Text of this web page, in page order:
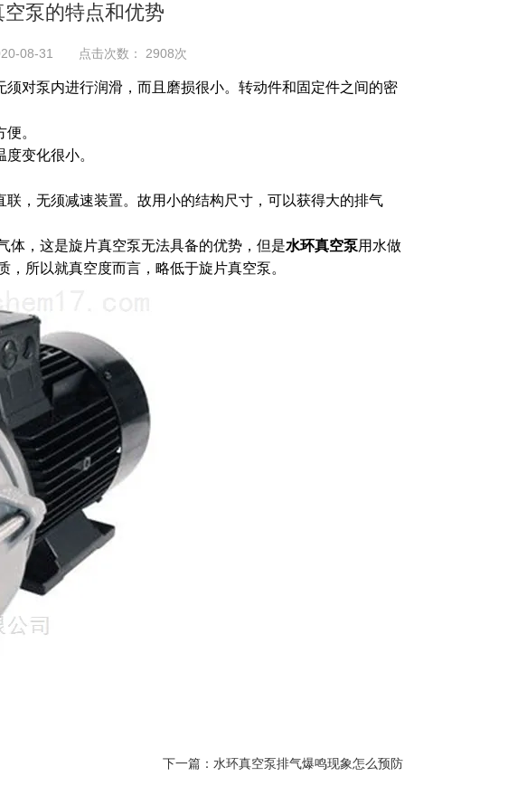
空泵的特点和优势
08-31 点击次数： 2908次
须对泵内进行润滑，而且磨损很小。转动件和固定件之间的密
。
变化很小。
，无须减速装置。故用小的结构尺寸，可以获得大的排气
体，这是旋片真空泵无法具备的优势，但是水环真空泵用水做
所以就真空度而言，略低于旋片真空泵。
下一篇： 水环真空泵排气爆鸣现象怎么预防